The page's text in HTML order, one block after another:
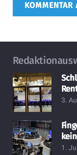
KOMMENTAR
3.
1.